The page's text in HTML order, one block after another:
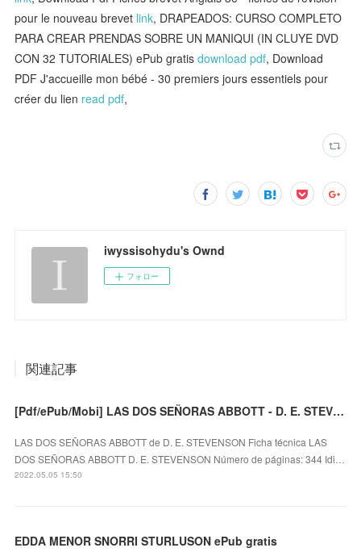
pour le nouveau brevet link, DRAPEADOS: CURSO COMPLETO
PARA CREAR PRENDAS SOBRE UN MANIQUI (IN CLUYE DVD
CON 32 TUTORIALES) ePub gratisdownload pdf, Download
PDF J'accueille mon bébé - 30 premiers jours essentiels pour
créer du lien read pdf,
iwyssisohydu's Ownd
フォロー
関連記事
[Pdf/ePub/Mobi] LAS DOS SEÑORAS ABBOTT - D. E. STEVENSON descargar ebook gratis
LAS DOS SEÑORAS ABBOTT de D. E. STEVENSON Ficha técnica LAS
DOS SEÑORAS ABBOTT D. E. STEVENSON Número de páginas: 344 Idi…
2022.05.05 15:50
EDDA MENOR SNORRI STURLUSON ePub gratis